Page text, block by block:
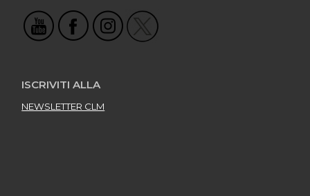
ISCRIVITI ALLA
NEWSLETTER CLM